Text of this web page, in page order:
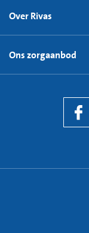
Over Rivas
Ons zorgaanbod